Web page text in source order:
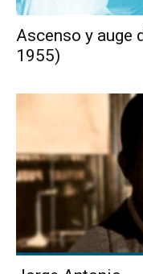
Ascenso y auge
1955)